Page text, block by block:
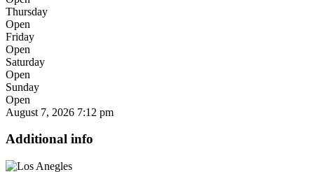
Thursday
Open
Friday
Open
Saturday
Open
Sunday
Open
August 7, 2026 7:12 pm
Additional info